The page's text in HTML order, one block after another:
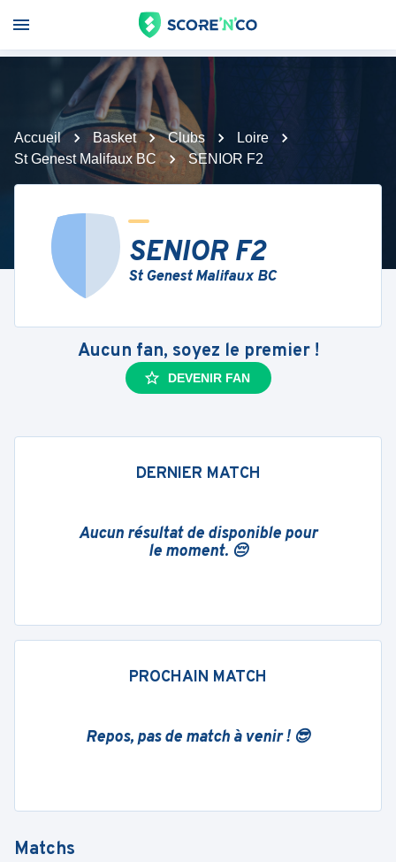
Accueil Basket Clubs
Loire
St Genest Malifaux BC
SENIOR F2
SENIOR F2
St Genest Malifaux BC
Aucun fan, soyez le premier !
DEVENIR FAN
DERNIER MATCH
Aucun résultat de disponible pour
le moment. 😔
PROCHAIN MATCH
Repos, pas de match à venir ! 😎
Matchs